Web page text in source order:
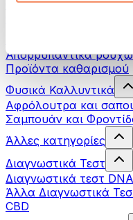
Θεραπεία με Κόκκινο
Απορρυπαντικά
Προϊόντα καθαρισμού
Φυσικά Καλλυντικά
Αφρόλουτρα και
Σαμπουάν και
Άλλες κατηγορίες
Διαγνωστικά Τεστ
Διαγνωστικά τεστ DNA
Άλλα Διαγνωστικά
CBD